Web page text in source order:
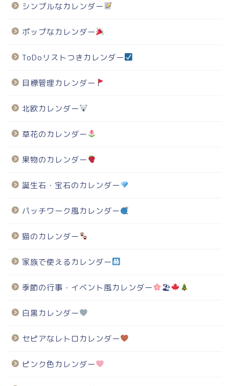
シンプルなカレンダー
ポップなカレンダー
ToDoリストつきカレンダー
目標管理カレンダー
北欧カレンダー
草花のカレンダー
果物のカレンダー
誕生石・宝石のカレンダー
パッチワーク風カレンダー
猫のカレンダー
家族で使えるカレンダー
季節の行事・イベント風カレンダー 🏖
白黒カレンダー
セピアなレトロカレンダー
ピンク色カレンダー